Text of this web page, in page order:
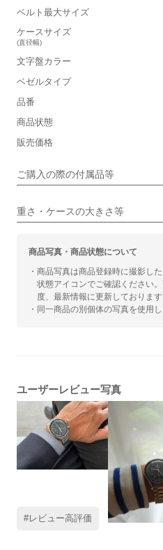
ベルト最大サイズ
ケースサイズ
(直径幅)
文字盤カラー
ベゼルタイプ
品番
商品状態
販売価格
ご購入の際の付属品等
重さ・ケースの大きさ等
■ケースの大きさ
小さい
■装飾感
カジュアル
商品写真・商品状態について
・商品写真は商品登録時に撮影し
状態アイコンでご確認ください
度、最新情報に更新しております
・同一商品の別個体の写真を使用
ユーザーレビュー写真
#レビュー高評価